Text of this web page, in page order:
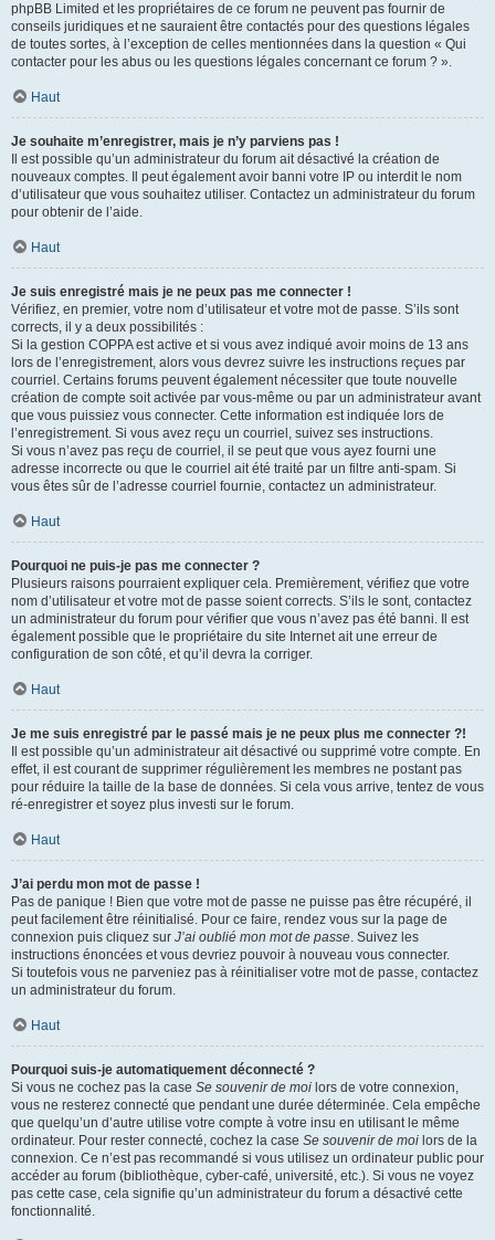
phpBB Limited et les propriétaires de ce forum ne peuvent pas fournir de
conseils juridiques et ne sauraient être contactés pour des questions légales
de toutes sortes, à l’exception de celles mentionnées dans la question « Qui
contacter pour les abus ou les questions légales concernant ce forum ? ».
Haut
Je souhaite m’enregistrer, mais je n’y parviens pas !
Il est possible qu’un administrateur du forum ait désactivé la création de
nouveaux comptes. Il peut également avoir banni votre IP ou interdit le nom
d’utilisateur que vous souhaitez utiliser. Contactez un administrateur du forum
pour obtenir de l’aide.
Haut
Je suis enregistré mais je ne peux pas me connecter !
Vérifiez, en premier, votre nom d’utilisateur et votre mot de passe. S’ils sont
corrects, il y a deux possibilités :
Si la gestion COPPA est active et si vous avez indiqué avoir moins de 13 ans
lors de l’enregistrement, alors vous devrez suivre les instructions reçues par
courriel. Certains forums peuvent également nécessiter que toute nouvelle
création de compte soit activée par vous-même ou par un administrateur avant
que vous puissiez vous connecter. Cette information est indiquée lors de
l’enregistrement. Si vous avez reçu un courriel, suivez ses instructions.
Si vous n’avez pas reçu de courriel, il se peut que vous ayez fourni une
adresse incorrecte ou que le courriel ait été traité par un filtre anti-spam. Si
vous êtes sûr de l’adresse courriel fournie, contactez un administrateur.
Haut
Pourquoi ne puis-je pas me connecter ?
Plusieurs raisons pourraient expliquer cela. Premièrement, vérifiez que votre
nom d’utilisateur et votre mot de passe soient corrects. S’ils le sont, contactez
un administrateur du forum pour vérifier que vous n’avez pas été banni. Il est
également possible que le propriétaire du site Internet ait une erreur de
configuration de son côté, et qu’il devra la corriger.
Haut
Je me suis enregistré par le passé mais je ne peux plus me connecter ?!
Il est possible qu’un administrateur ait désactivé ou supprimé votre compte. En
effet, il est courant de supprimer régulièrement les membres ne postant pas
pour réduire la taille de la base de données. Si cela vous arrive, tentez de vous
ré-enregistrer et soyez plus investi sur le forum.
Haut
J’ai perdu mon mot de passe !
Pas de panique ! Bien que votre mot de passe ne puisse pas être récupéré, il
peut facilement être réinitialisé. Pour ce faire, rendez vous sur la page de
connexion puis cliquez sur J’ai oublié mon mot de passe. Suivez les
instructions énoncées et vous devriez pouvoir à nouveau vous connecter.
Si toutefois vous ne parveniez pas à réinitialiser votre mot de passe, contactez
un administrateur du forum.
Haut
Pourquoi suis-je automatiquement déconnecté ?
Si vous ne cochez pas la case Se souvenir de moi lors de votre connexion,
vous ne resterez connecté que pendant une durée déterminée. Cela empêche
que quelqu’un d’autre utilise votre compte à votre insu en utilisant le même
ordinateur. Pour rester connecté, cochez la case Se souvenir de moi lors de la
connexion. Ce n’est pas recommandé si vous utilisez un ordinateur public pour
accéder au forum (bibliothèque, cyber-café, université, etc.). Si vous ne voyez
pas cette case, cela signifie qu’un administrateur du forum a désactivé cette
fonctionnalité.